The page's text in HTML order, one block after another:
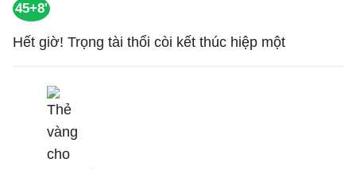
45+8'
Hết giờ! Trọng tài thổi còi kết thúc hiệp một